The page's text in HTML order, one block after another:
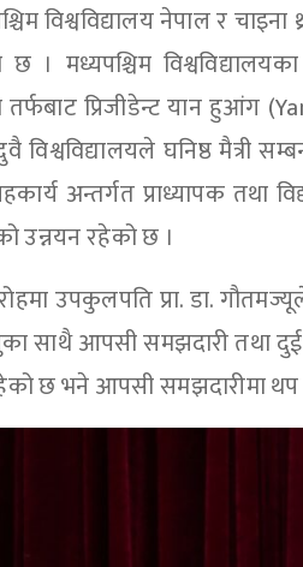
विश्वविद्यालय नेपाल र चाइना
। मध्यपश्चिम
तर्फबाट प्रिजीडेन्ट यान हुआंग
घनिष्ठ मैत्री
अन्तर्गत प्राध्यापक तथा
उन्नयन रहेको छ ।
उपकुलपति प्रा. डा.
साथै आपसी समझदारी तथा दुई
छ भने आपसी समझदारीमा थप